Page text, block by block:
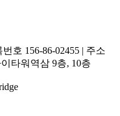
호 156-86-02455 | 주소
타워역삼 9층, 10층